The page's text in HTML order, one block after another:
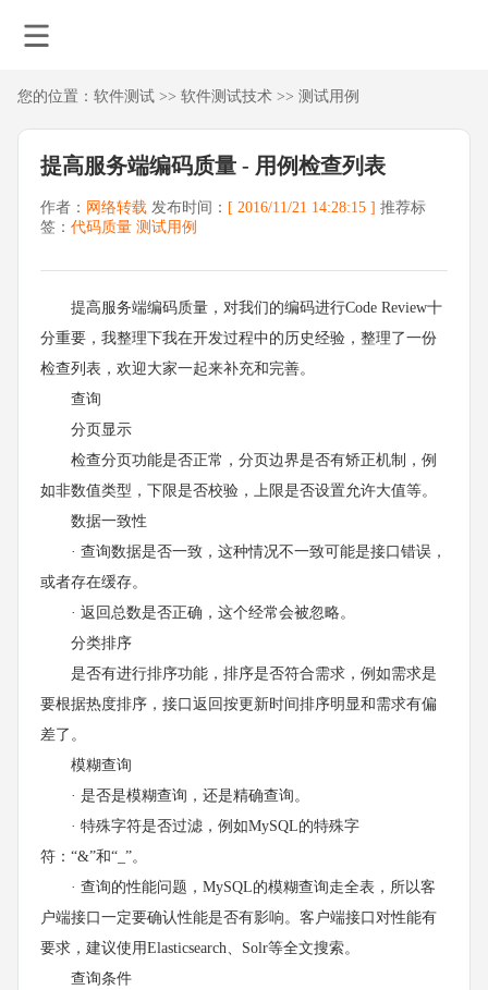
您的位置： 软件测试 >> 软件测试技术 >> 测试用例
提高服务端编码质量 - 用例检查列表
作者： 网络转载 发布时间： [ 2016/11/21 14:28:15 ] 推荐标
签： 代码质量 测试用例
提高服务端编码质量，对我们的编码进行Code Review十
分重要，我整理下我在开发过程中的历史经验，整理了一份
检查列表，欢迎大家一起来补充和完善。
查询
分页显示
检查分页功能是否正常，分页边界是否有矫正机制，例
如非数值类型，下限是否校验，上限是否设置允许大值等。
数据一致性
· 查询数据是否一致，这种情况不一致可能是接口错误，
或者存在缓存。
· 返回总数是否正确，这个经常会被忽略。
分类排序
是否有进行排序功能，排序是否符合需求，例如需求是
要根据热度排序，接口返回按更新时间排序明显和需求有偏
差了。
模糊查询
· 是否是模糊查询，还是精确查询。
· 特殊字符是否过滤，例如MySQL的特殊字
符：“&”和“_”。
· 查询的性能问题，MySQL的模糊查询走全表，所以客
户端接口一定要确认性能是否有影响。客户端接口对性能有
要求，建议使用Elasticsearch、Solr等全文搜索。
查询条件